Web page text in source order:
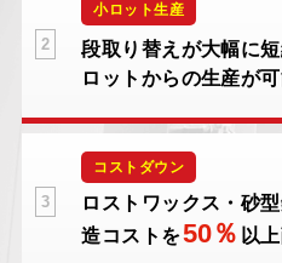
2
小ロット生産
段取り替えが大幅に短
ロットからの生産が可
3
コストダウン
ロストワックス・砂
造コストを50％ 以